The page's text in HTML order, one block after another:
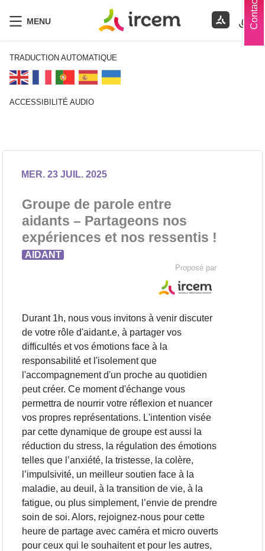
Contacts
MENU
TRADUCTION AUTOMATIQUE
ACCESSIBILITÉ AUDIO
MER. 23 JUIL. 2025
Groupe de parole entre
aidants – Partageons nos
expériences et nos ressentis !
AIDANT
Proposé par
Durant 1h, nous vous invitons à venir discuter
de votre rôle d'aidant.e, à partager vos
difficultés et vos émotions face à la
responsabilité et l'isolement que
l'accompagnement d'un proche au quotidien
peut créer. Ce moment d'échange vous
permettra de nourrir votre réflexion et nuancer
vos propres représentations. L'intention visée
par cette dynamique de groupe est aussi la
réduction du stress, la régulation des émotions
telles que l’anxiété, la tristesse, la colère,
l’impulsivité, un meilleur soutien face à la
maladie, au deuil, à la transition de vie, à la
fatigue, ou plus simplement, l’envie de prendre
soin de soi. Alors, rejoignez-nous pour cette
heure de partage avec caméra et micro ouverts
pour ceux qui le souhaitent et pour les autres,